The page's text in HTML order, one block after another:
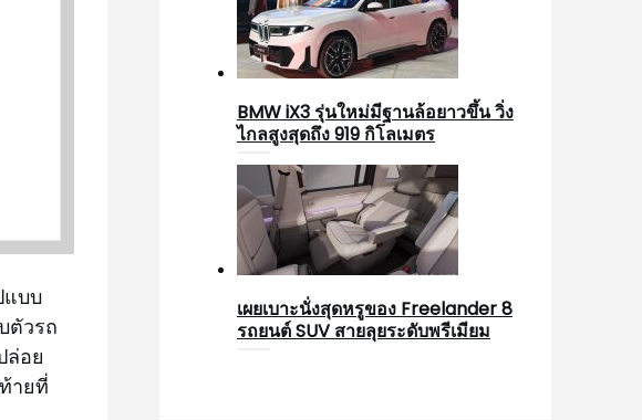
แบบ
ตัวรถ
ล่อย
ายที่
BMW iX3 รุ่นใหม่มีฐานล้อยาวขึ้น วิ่ง
ไกลสูงสุดถึง 919 กิโลเมตร
เผยเบาะนั่งสุดหรูของ Freelander 8
รถยนต์ SUV สายลุยระดับพรีเมียม